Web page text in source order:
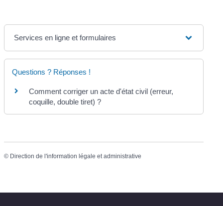
Services en ligne et formulaires
Questions ? Réponses !
Comment corriger un acte d'état civil (erreur,
coquille, double tiret) ?
© Direction de l'information légale et administrative